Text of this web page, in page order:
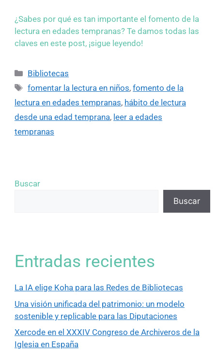
¿Sabes por qué es tan importante el fomento de la
lectura en edades tempranas? Te damos todas las
claves en este post, ¡sigue leyendo!
Bibliotecas
fomentar la lectura en niños,fomento de la
lectura en edades tempranas, hábito de lectura
desde una edad temprana, leer a edades
tempranas
Buscar
Buscar
Entradas recientes
La IA elige Koha para las Redes de Bibliotecas
Una visión unificada del patrimonio: un modelo
sostenible y replicable para las Diputaciones
Xercode en el XXXIV Congreso de Archiveros de la
Iglesia en España